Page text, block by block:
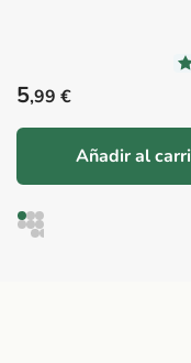
Precio habitual
5,99 €
Añadir al